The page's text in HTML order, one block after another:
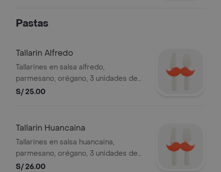
Pastas
Tallarin Alfredo
Tallarines en salsa alfredo,
parmesano, orégano, 3 unidades de
pan al ajo.
S/ 25.00
Tallarin Huancaina
Tallarines en salsa huancaina,
parmesano, orégano, 3 unidades de
pan al ajo.
S/ 26.00